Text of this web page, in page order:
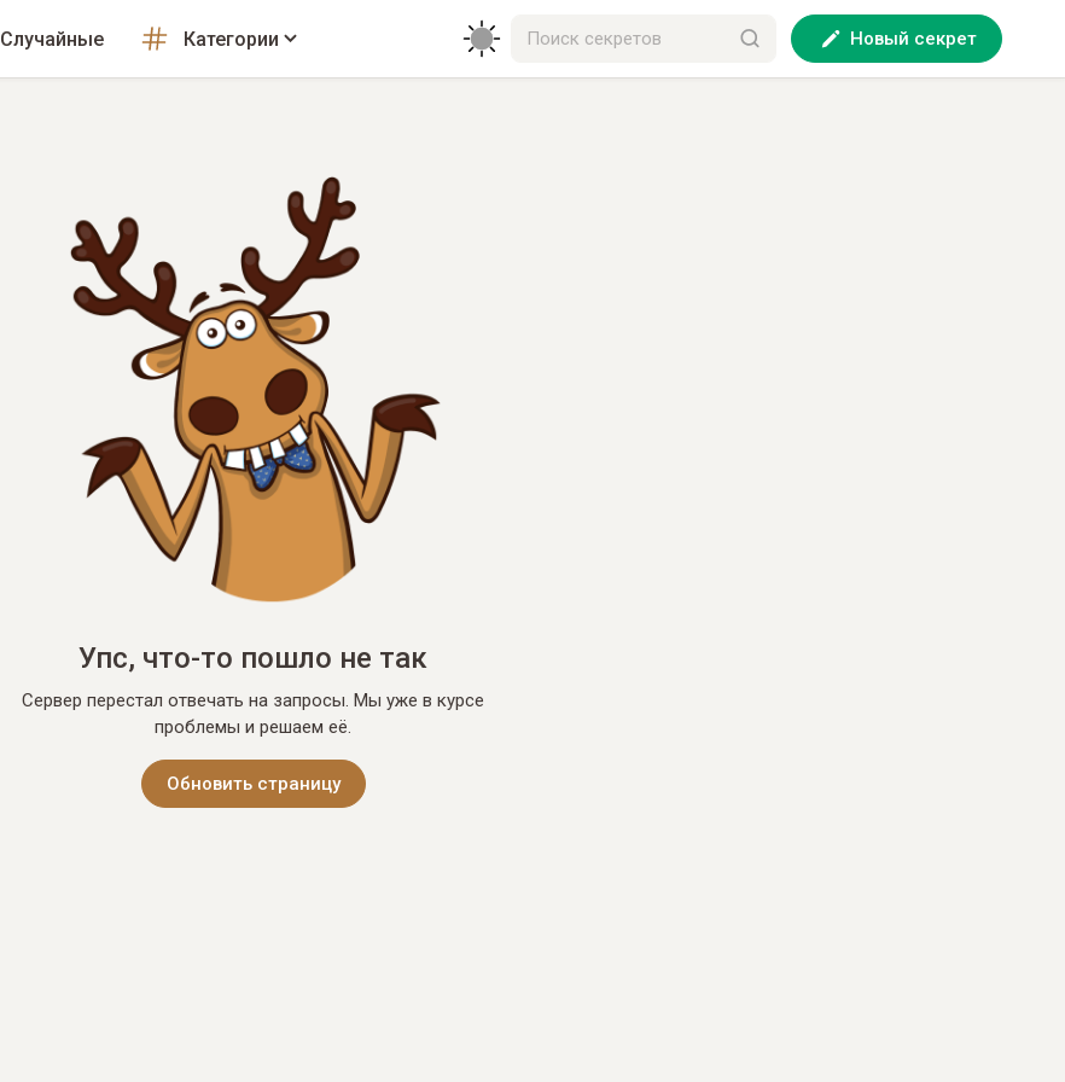
Случайные Категории Новый секрет
Упс, что-то пошло не так
Сервер перестал отвечать на запросы. Мы уже в курсе
проблемы и решаем её.
Обновить страницу